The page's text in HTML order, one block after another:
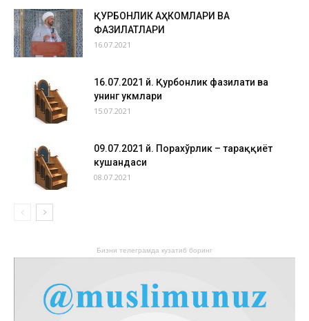
ҚУРБОНЛИК АҲКОМЛАРИ ВА
ФАЗИЛАТЛАРИ
16.07.2021
16.07.2021 й. Қурбонлик фазилати ва
унинг ҳукмлари
15.07.2021
09.07.2021 й. Порахўрлик – тараққиёт
кушандаси
08.07.2021
Бизни телеграмда кузатиб боринг